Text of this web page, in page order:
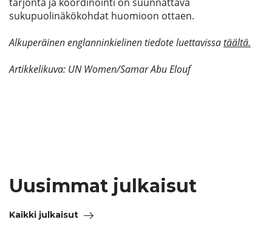
sukupuolinäkökohdat huomioon ottaen.
Alkuperäinen englanninkielinen tiedote luettavissatäältä.
Artikkelikuva: UN Women/Samar Abu Elouf
Uusimmat julkaisut
Kaikki julkaisut